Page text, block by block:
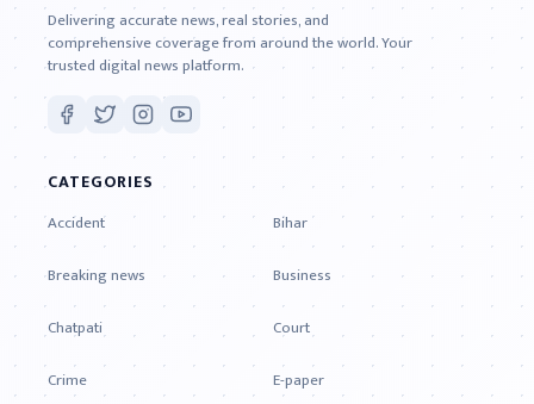
Delivering accurate news, real stories, and
comprehensive coverage from around the world. Your
trusted digital news platform.
CATEGORIES
Accident
Bihar
Breaking news
Business
Chatpati
Court
Crime
E-paper